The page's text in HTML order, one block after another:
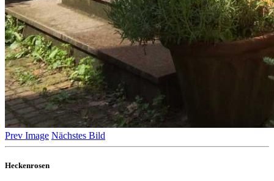
Prev Image Nächstes Bild
Heckenrosen